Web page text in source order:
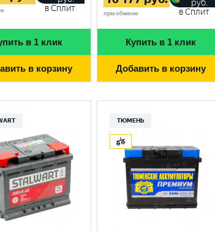
в Сплит
в 1 клик
в корзину
при обмене
руб.
в Сплит
Купить в 1 клик
Добавить в корзину
ТЮМЕНЬ